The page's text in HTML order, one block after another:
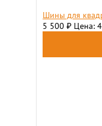
Шины для
5 500 ₽ Цена: